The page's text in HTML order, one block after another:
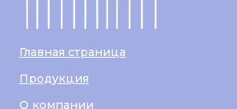
Главная страница
Продукция
О компании